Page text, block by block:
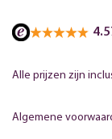
Alle prijzen zijn
Algemene